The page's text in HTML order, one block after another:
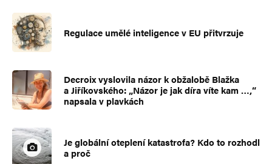
Regulace umělé inteligence v EU přitvrzuje
Decroix vyslovila názor k obžalobě Blažka
a Jiříkovského: „Názor je jak díra víte kam …,“
napsala v plavkách
Je globální oteplení katastrofa? Kdo to rozhodl
a proč